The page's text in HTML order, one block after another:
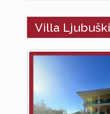
Villa Ljubuški